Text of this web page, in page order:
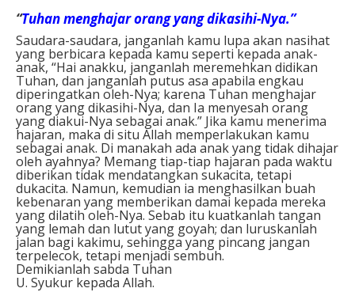
“Tuhan menghajar orang yang dikasihi-Nya.”
Saudara-saudara, janganlah kamu lupa akan nasihat
yang berbicara kepada kamu seperti kepada anak-
anak, “Hai anakku, janganlah meremehkan didikan
Tuhan, dan janganlah putus asa apabila engkau
diperingatkan oleh-Nya; karena Tuhan menghajar
orang yang dikasihi-Nya, dan Ia menyesah orang
yang diakui-Nya sebagai anak.” Jika kamu menerima
hajaran, maka di situ Allah memperlakukan kamu
sebagai anak. Di manakah ada anak yang tidak dihajar
oleh ayahnya? Memang tiap-tiap hajaran pada waktu
diberikan tidak mendatangkan sukacita, tetapi
dukacita. Namun, kemudian ia menghasilkan buah
kebenaran yang memberikan damai kepada mereka
yang dilatih oleh-Nya. Sebab itu kuatkanlah tangan
yang lemah dan lutut yang goyah; dan luruskanlah
jalan bagi kakimu, sehingga yang pincang jangan
terpelecok, tetapi menjadi sembuh.
Demikianlah sabda Tuhan
U. Syukur kepada Allah.